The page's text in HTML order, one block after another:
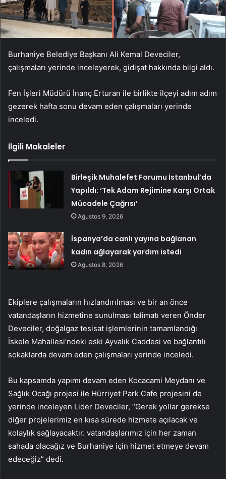
Burhaniye Belediye Başkanı Ali Kemal Deveciler,
çalışmaları yerinde inceleyerek, gidişat hakkında bilgi aldı.
Fen İşleri Müdürü İnanç Erturan ile birlikte ilçeyi adım adım
gezerek hafta sonu devam eden çalışmaları yerinde
inceledi.
İlgili Makaleler
Birleşik Muhalefet Forumu İstanbul’da
Yapıldı: ‘Tek Adam Rejimine Karşı Ortak
Mücadele Çağrısı’
Ağustos 9, 2026
İspanya’da canlı yayına bağlanan
kadın ağlayarak yardım istedi
Ağustos 8, 2026
Ekiplere çalışmaların hızlandırılması ve bir an önce
vatandaşların hizmetine sunulması talimatı veren Önder
Deveciler, doğalgaz tesisat işlemlerinin tamamlandığı
İskele Mahallesi’ndeki eski Ayvalık Caddesi ve bağlantılı
sokaklarda devam eden çalışmaları yerinde inceledi.
Bu kapsamda yapımı devam eden Kocacami Meydanı ve
Sağlık Ocağı projesi ile Hürriyet Park Cafe projesini de
yerinde inceleyen Lider Deveciler, “Gerek yollar gerekse
diğer projelerimiz en kısa sürede hizmete açılacak ve
kolaylık sağlayacaktır. vatandaşlarımız için her zaman
sahada olacağız ve Burhaniye için hizmet etmeye devam
edeceğiz” dedi.